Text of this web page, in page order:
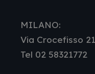
MILANO:
Via Crocefisso
Tel 02 58321772